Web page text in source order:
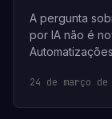
A pergunta
por IA não é
24 de março de